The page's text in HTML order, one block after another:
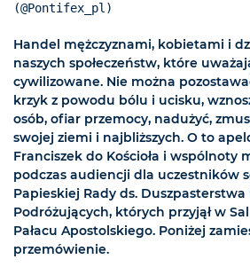
(@Pontifex_pl)
Handel mężczyznami, kobietami i
naszych społeczeństw, które
cywilizowane. Nie można
krzyk z powodu bólu i ucisku,
osób, ofiar przemocy, nadużyć,
swojej ziemi i najbliższych. O to
Franciszek do Kościoła i wspólnoty
podczas audiencji dla uczestników
Papieskiej Rady ds.
Podróżujących, których przyjął w
Pałacu Apostolskiego. Poniżej
przemówienie.